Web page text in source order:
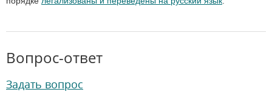
Вопрос-ответ
Задать вопрос